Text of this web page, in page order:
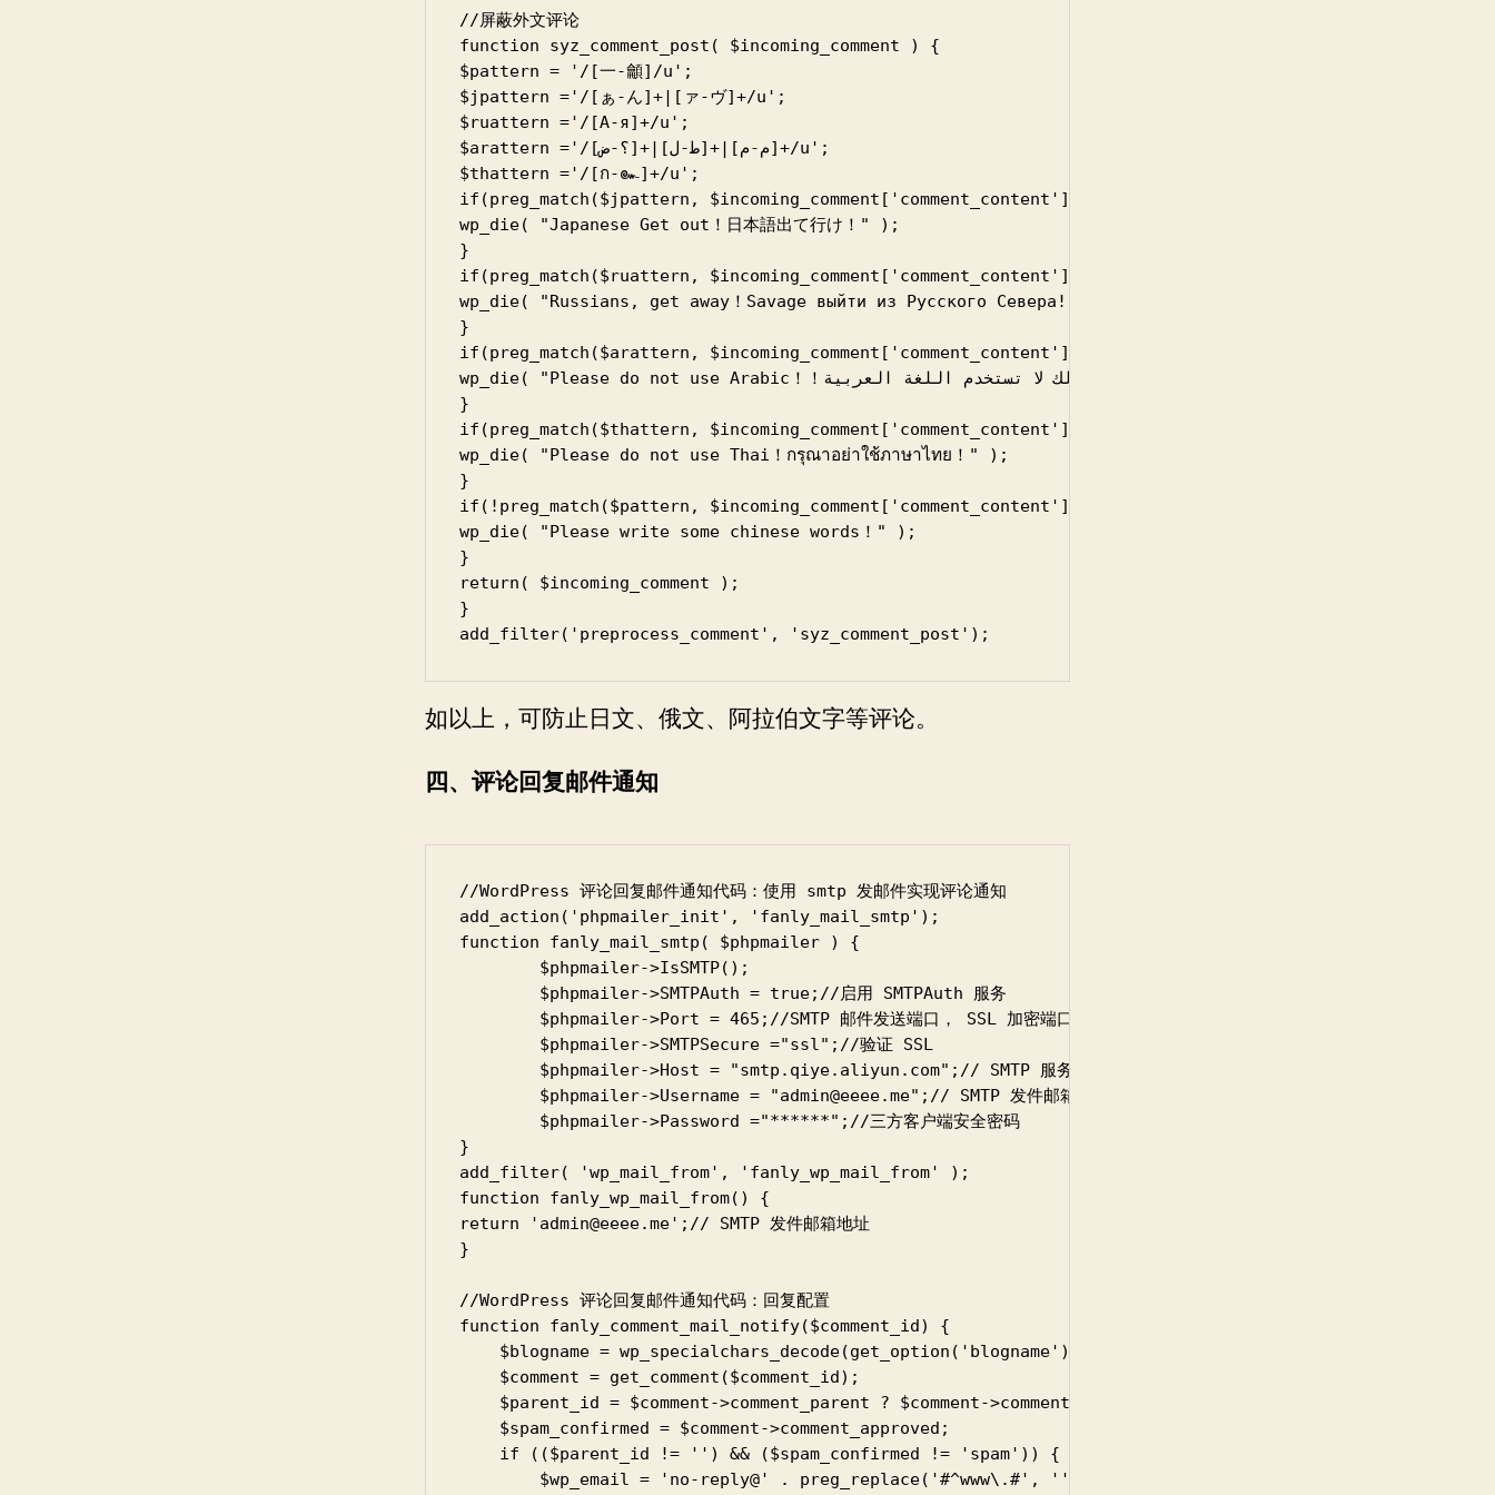
//屏蔽外文评论
function syz_comment_post( $incoming_comment ) {
$pattern = '/[一-龥]/u';
$jpattern ='/[ぁ-ん]+|[ァ-ヴ]+/u';
$ruattern ='/[А-я]+/u';
$arattern ='/[؟-ض]+|[ط-ل]+|[م-م]+/u';
$thattern ='/[ก-๛]+/u';
if(preg_match($jpattern, $incoming_comment['comment_content'])){
wp_die( "Japanese Get out！日本語出て行け！" );
}
if(preg_match($ruattern, $incoming_comment['comment_content'])){
wp_die( "Russians, get away！Savage выйти из Русского Севера!" );
}
if(preg_match($arattern, $incoming_comment['comment_content'])){
wp_die( "Please do not use Arabic！！من فضلك لا تستخدم اللغة العربية" );
}
if(preg_match($thattern, $incoming_comment['comment_content'])){
wp_die( "Please do not use Thai！กรุณาอย่าใช้ภาษาไทย！" );
}
if(!preg_match($pattern, $incoming_comment['comment_content'])) {
wp_die( "Please write some chinese words！" );
}
return( $incoming_comment );
}
add_filter('preprocess_comment', 'syz_comment_post');
如以上，可防止日文、俄文、阿拉伯文字等评论。
四、评论回复邮件通知
//WordPress 评论回复邮件通知代码：使用 smtp 发邮件实现评论通知
add_action('phpmailer_init', 'fanly_mail_smtp');
function fanly_mail_smtp( $phpmailer ) {
        $phpmailer->SMTPAuth = true;//启用 SMTPAuth 服务
        $phpmailer->Port = 465;//SMTP 邮件发送端口， SSL 加密端口为465
        $phpmailer->SMTPSecure ="ssl";//验证 SSL
        $phpmailer->Host = "smtp.qiye.aliyun.com";// SMTP 服务器地址
        $phpmailer->Username = "admin@eeee.me";// SMTP 发件邮箱地址
        $phpmailer->Password ="******";//三方客户端安全密码
}
add_filter( 'wp_mail_from', 'fanly_wp_mail_from' );
function fanly_wp_mail_from() {
return 'admin@eeee.me';// SMTP 发件邮箱地址
}
//WordPress 评论回复邮件通知代码：回复配置
function fanly_comment_mail_notify($comment_id) {
    $blogname = wp_specialchars_decode(get_option('blogname'), ENT_QUOTES);
    $comment = get_comment($comment_id);
    $parent_id = $comment->comment_parent ? $comment->comment_parent : '';
    $spam_confirmed = $comment->comment_approved;
    if (($parent_id != '') && ($spam_confirmed != 'spam')) {
        $wp_email = 'no-reply@' . preg_replace('#^www\.#', '', strtolower($_SERVER['SERVER_NAME']));